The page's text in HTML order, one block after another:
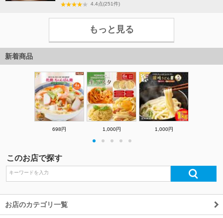
料
4.4点(251件)
もっと見る
新着商品
698円 1,000円 1,000円
このお店で探す
お店のカテゴリ一覧